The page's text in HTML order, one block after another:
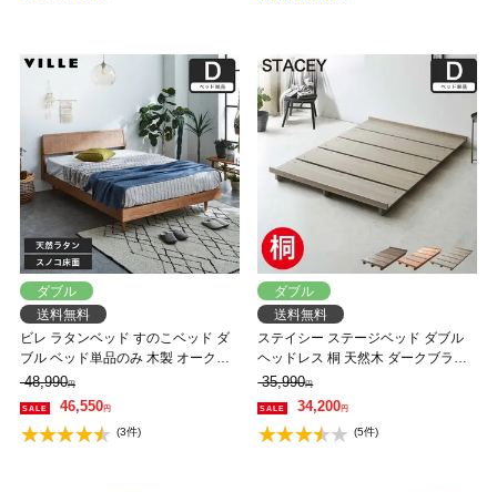
ダブル
送料無料
ビレ ラタンベッド すのこベッド ダ
ブル ベッド単品のみ 木製 オーク材
【大型家具配送】
48,990円
46,550円
(3件)
ダブル
送料無料
ステイシー ステージベッド ダブル
ヘッドレス 桐 天然木 ダークブラウ
ン ナチュラル ローベッド フロアベ
ッド ダブルベッド シンプル コンパ
クト 省スペース 北欧風【フレーム
のみ】 【大型家具配送】
35,990円
34,200円
(5件)